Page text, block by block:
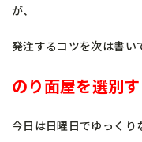
が、
発注するコツを次は書い
のり面屋を選別
今日は日曜日でゆっくり